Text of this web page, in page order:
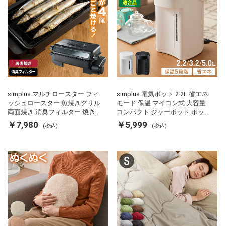
simplus マルチロースター フィ
ッシュロースター 魚焼きグリル
両面焼き 消臭フィルター 焼き魚
両面ヒーター タイマー付き SP-
FRS01 マットブラック シンプラ
￥7,980 (税込)
simplus 電気ポット 2.2L 省エネ
モード 保温 マイコン式 大容量
コンパクト ジャーポット ポット
カルキ抜き 空焚き防止 温度調節
軽量 SP-PD22 シンプラス
￥5,999 (税込)